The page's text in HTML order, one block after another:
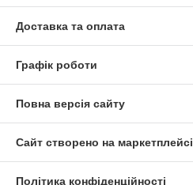
Доставка та оплата
Графік роботи
Повна версія сайту
Сайт створено на маркетплейсі
Політика конфіденційності